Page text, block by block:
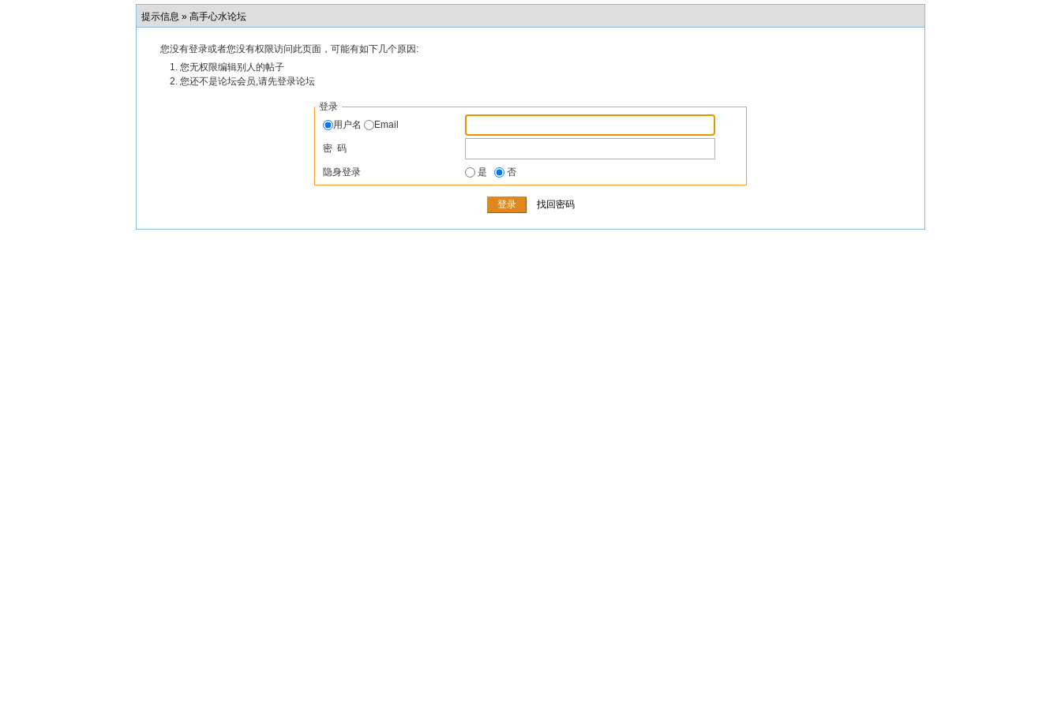
提示信息 » 高手心水论坛
您没有登录或者您没有权限访问此页面，可能有如下几个原因:
您无权限编辑别人的帖子
您还不是论坛会员,请先登录论坛
登录
用户名
Email
密 码
隐身登录 是 否
找回密码